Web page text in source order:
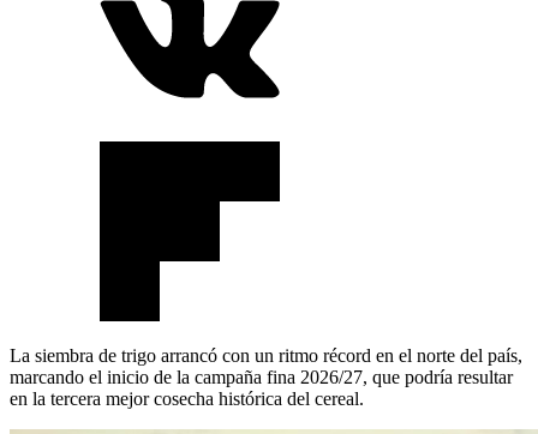
La siembra de trigo arrancó con un ritmo récord en el norte del país,
marcando el inicio de la campaña fina 2026/27, que podría resultar
en la tercera mejor cosecha histórica del cereal.